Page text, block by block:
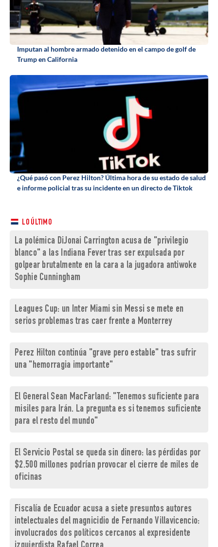
Imputan al hombre armado detenido en el campo de golf de
Trump en California
¿Qué pasó con Perez Hilton? Última hora de su estado de salud
e informe policial tras su incidente en un directo de Tiktok
LO ÚLTIMO
La polémica DiJonai Carrington acusa de "privilegio
blanco" a las Indiana Fever tras ser expulsada por
golpear brutalmente en la cara a la jugadora antiwoke
Sophie Cunningham
Leagues Cup: un Inter Miami sin Messi se mete en
serios problemas tras caer frente a Monterrey
Perez Hilton continúa "grave pero estable" tras sufrir
una "hemorragia importante"
El General Sean MacFarland: "Tenemos suficiente para
misiles para Irán. La pregunta es si tenemos suficiente
para el resto del mundo"
El Servicio Postal se queda sin dinero: las pérdidas por
$2.500 millones podrían provocar el cierre de miles de
oficinas
Fiscalía de Ecuador acusa a siete presuntos autores
intelectuales del magnicidio de Fernando Villavicencio:
involucrados dos políticos cercanos al expresidente